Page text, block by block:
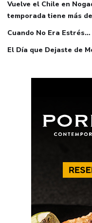
Vuelve el Chile en
temporada tiene más
Cuando No Era
El Día que Dejaste de